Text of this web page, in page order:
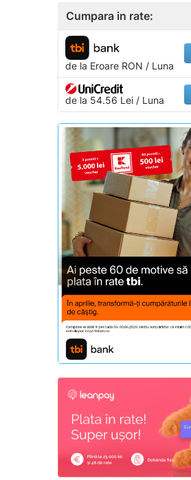
Cumpara in rate:
de la EroareRON / Luna
de la 54.56 Lei / Luna